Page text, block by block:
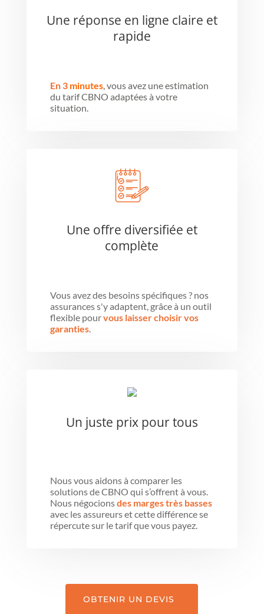
Une réponse en ligne claire et
rapide
En 3 minutes, vous avez une estimation
du tarif CBNO adaptées à votre
situation.
Une offre diversifiée et
complète
Vous avez des besoins spécifiques ? nos
assurances s'y adaptent, grâce à un outil
flexible pourvous laisser choisir vos
garanties.
Un juste prix pour tous
Nous vous aidons à comparer les
solutions de CBNO qui s’offrent à vous.
Nous négocionsdes marges très basses
avec les assureurs et cette différence se
répercute sur le tarif que vous payez.
OBTENIR UN DEVIS